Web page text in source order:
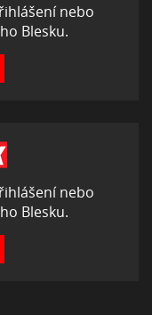
nebo
Blesku.
nebo
Blesku.